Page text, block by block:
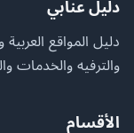
دليل عنابي
دليل المواقع العربية
والترفيه والخدمات
الأقسام